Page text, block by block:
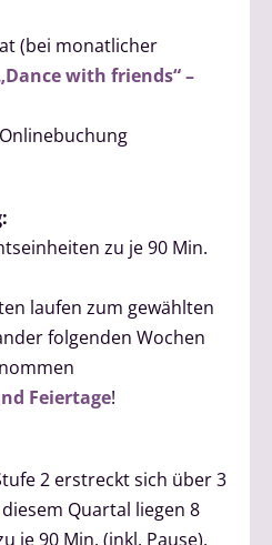
(bei monatlicher
with friends“ –
zu je 90 Min.
laufen zum gewählten
folgenden Wochen
Feiertage!
2 erstreckt sich über 3
Quartal liegen 8
je 90 Min. (inkl. Pause).